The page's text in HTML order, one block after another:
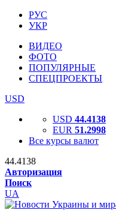
РУС
УКР
ВИДЕО
ФОТО
ПОПУЛЯРНЫЕ
СПЕЦПРОЕКТЫ
USD
USD 44.4138
EUR 51.2998
Все курсы валют
44.4138
Авторизация
Поиск
UA